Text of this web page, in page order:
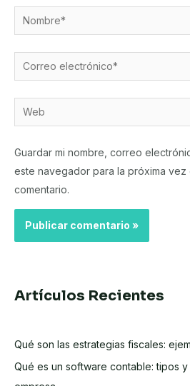
Nombre*
Correo
electrónico*
Web
Guardar mi nombre, correo
este navegador para la próxima vez
comentario.
Artículos Recientes
Qué son las estrategias fiscales:
Qué es un software contable: tipos